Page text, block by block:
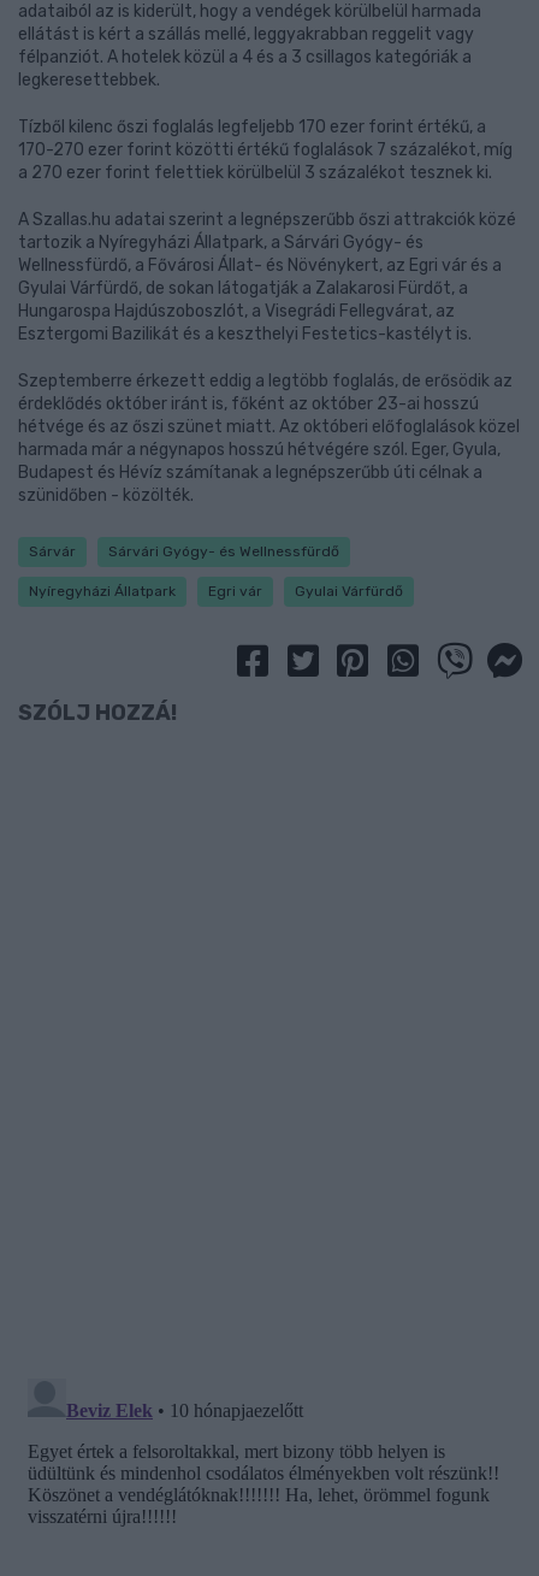
adataiból az is kiderült, hogy a vendégek körülbelül harmada
ellátást is kért a szállás mellé, leggyakrabban reggelit vagy
félpanziót. A hotelek közül a 4 és a 3 csillagos kategóriák a
legkeresettebbek.
Tízből kilenc őszi foglalás legfeljebb 170 ezer forint értékű, a
170-270 ezer forint közötti értékű foglalások 7 százalékot, míg
a 270 ezer forint felettiek körülbelül 3 százalékot tesznek ki.
A Szallas.hu adatai szerint a legnépszerűbb őszi attrakciók közé
tartozik a Nyíregyházi Állatpark, a Sárvári Gyógy- és
Wellnessfürdő, a Fővárosi Állat- és Növénykert, az Egri vár és a
Gyulai Várfürdő, de sokan látogatják a Zalakarosi Fürdőt, a
Hungarospa Hajdúszoboszlót, a Visegrádi Fellegvárat, az
Esztergomi Bazilikát és a keszthelyi Festetics-kastélyt is.
Szeptemberre érkezett eddig a legtöbb foglalás, de erősödik az
érdeklődés október iránt is, főként az október 23-ai hosszú
hétvége és az őszi szünet miatt. Az októberi előfoglalások közel
harmada már a négynapos hosszú hétvégére szól. Eger, Gyula,
Budapest és Hévíz számítanak a legnépszerűbb úti célnak a
szünidőben - közölték.
Sárvár Sárvári Gyógy- és Wellnessfürdő
Nyíregyházi Állatpark Egri vár Gyulai Várfürdő
SZÓLJ HOZZÁ!